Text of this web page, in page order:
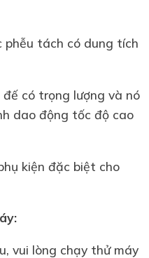
phễu tách có dung tích
có trọng lượng và nó
dao động tốc độ cao
kiện đặc biệt cho
vui lòng chạy thử máy